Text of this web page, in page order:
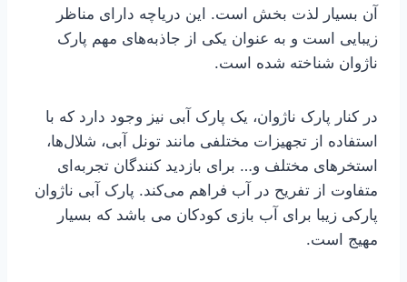
آن بسیار لذت بخش است. این دریاچه دارای مناظر
زیبایی است و به عنوان یکی از جاذبه‌های مهم پارک
ناژوان شناخته شده است.
در کنار پارک ناژوان، یک پارک آبی نیز وجود دارد که با
استفاده از تجهیزات مختلفی مانند تونل آبی، شلال‌ها،
استخر‌های مختلف و… برای بازدید کنندگان تجربه‌ای
متفاوت از تفریح در آب فراهم می‌کند. پارک آبی ناژوان
پارکی زیبا برای آب بازی کودکان می باشد که بسیار
مهیج است.